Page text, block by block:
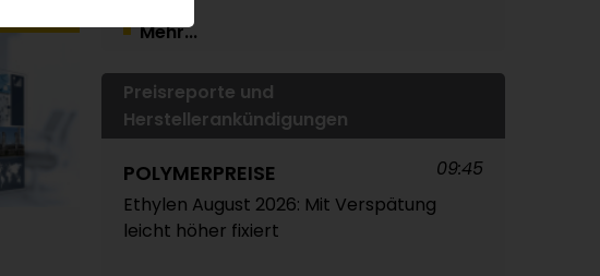
Mehr...
Preisreporte und
Herstellerankündigungen
POLYMERPREISE
Ethylen August 2026: Mit Verspätung
leicht höher fixiert
09:45